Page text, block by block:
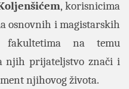
, korisnicima
osnovnih i magistarskih
fakultetima na temu
njih prijateljstvo znači i
njihovog života.